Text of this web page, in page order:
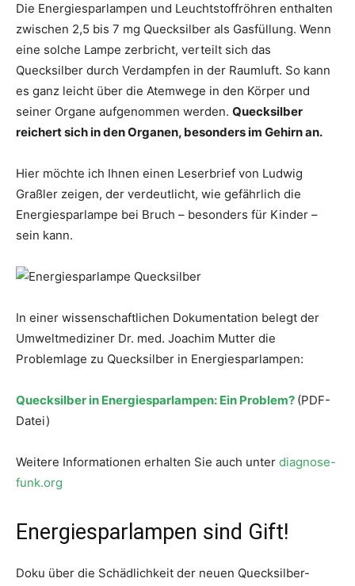
Die Energiesparlampen und Leuchtstoffröhren enthalten
zwischen 2,5 bis 7 mg Quecksilber als Gasfüllung. Wenn
eine solche Lampe zerbricht, verteilt sich das
Quecksilber durch Verdampfen in der Raumluft. So kann
es ganz leicht über die Atemwege in den Körper und
seiner Organe aufgenommen werden. Quecksilber
reichert sich in den Organen, besonders im Gehirn an.
Hier möchte ich Ihnen einen Leserbrief von Ludwig
Graßler zeigen, der verdeutlicht, wie gefährlich die
Energiesparlampe bei Bruch – besonders für Kinder –
sein kann.
In einer wissenschaftlichen Dokumentation belegt der
Umweltmediziner Dr. med. Joachim Mutter die
Problemlage zu Quecksilber in Energiesparlampen:
Quecksilber in Energiesparlampen: Ein Problem? (PDF-
Datei)
Weitere Informationen erhalten Sie auch unter diagnose-
funk.org
Energiesparlampen sind Gift!
Doku über die Schädlichkeit der neuen Quecksilber-